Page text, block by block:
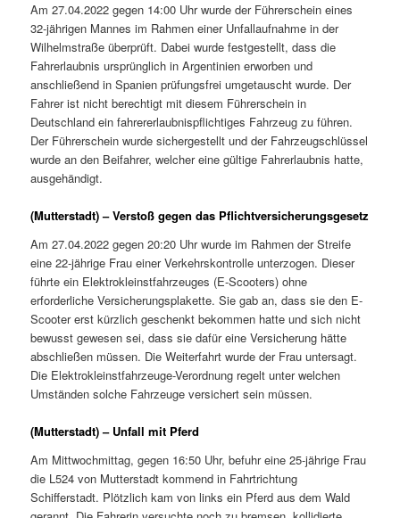
Am 27.04.2022 gegen 14:00 Uhr wurde der Führerschein eines
32-jährigen Mannes im Rahmen einer Unfallaufnahme in der
Wilhelmstraße überprüft. Dabei wurde festgestellt, dass die
Fahrerlaubnis ursprünglich in Argentinien erworben und
anschließend in Spanien prüfungsfrei umgetauscht wurde. Der
Fahrer ist nicht berechtigt mit diesem Führerschein in
Deutschland ein fahrererlaubnispflichtiges Fahrzeug zu führen.
Der Führerschein wurde sichergestellt und der Fahrzeugschlüssel
wurde an den Beifahrer, welcher eine gültige Fahrerlaubnis hatte,
ausgehändigt.
(Mutterstadt) – Verstoß gegen das Pflichtversicherungsgesetz
Am 27.04.2022 gegen 20:20 Uhr wurde im Rahmen der Streife
eine 22-jährige Frau einer Verkehrskontrolle unterzogen. Dieser
führte ein Elektrokleinstfahrzeuges (E-Scooters) ohne
erforderliche Versicherungsplakette. Sie gab an, dass sie den E-
Scooter erst kürzlich geschenkt bekommen hatte und sich nicht
bewusst gewesen sei, dass sie dafür eine Versicherung hätte
abschließen müssen. Die Weiterfahrt wurde der Frau untersagt.
Die Elektrokleinstfahrzeuge-Verordnung regelt unter welchen
Umständen solche Fahrzeuge versichert sein müssen.
(Mutterstadt) – Unfall mit Pferd
Am Mittwochmittag, gegen 16:50 Uhr, befuhr eine 25-jährige Frau
die L524 von Mutterstadt kommend in Fahrtrichtung
Schifferstadt. Plötzlich kam von links ein Pferd aus dem Wald